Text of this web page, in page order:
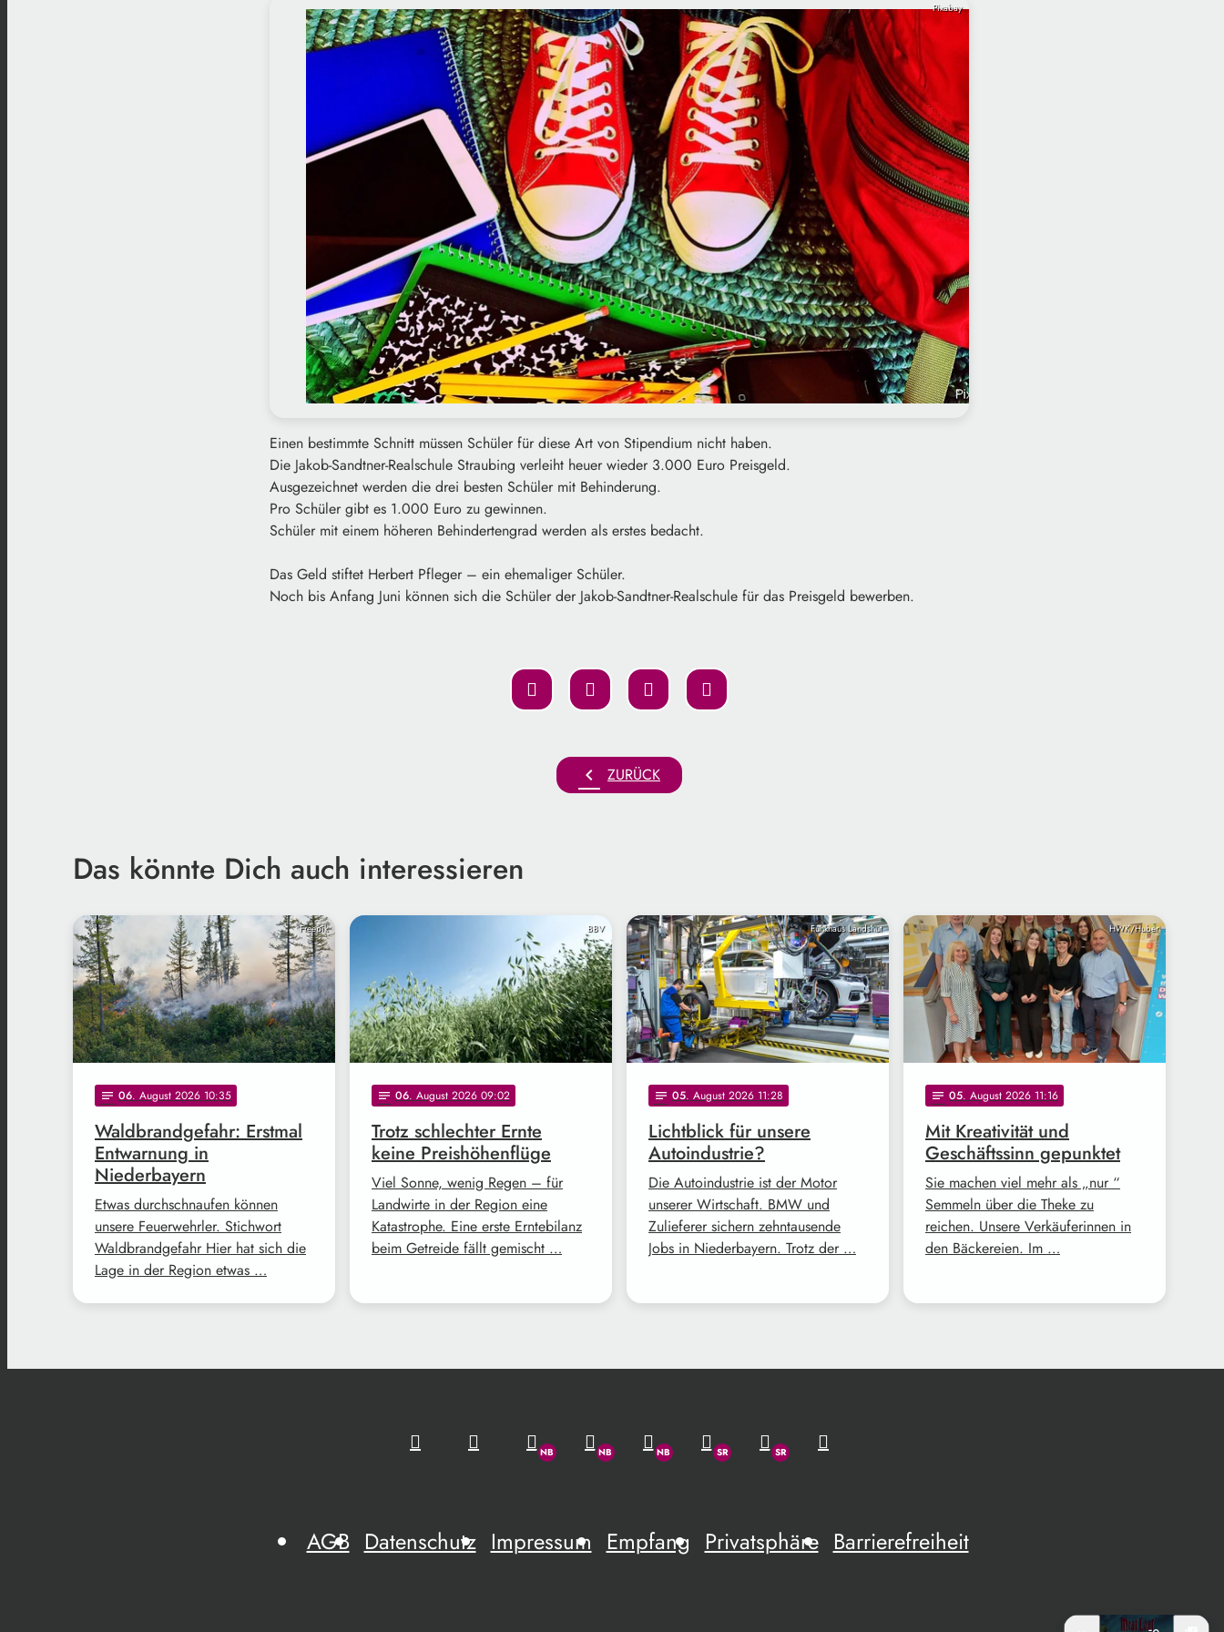
Pixabay
Einen bestimmte Schnitt müssen Schüler für diese Art von Stipendium nicht haben.
Die Jakob-Sandtner-Realschule Straubing verleiht heuer wieder 3.000 Euro Preisgeld.
Ausgezeichnet werden die drei besten Schüler mit Behinderung.
Pro Schüler gibt es 1.000 Euro zu gewinnen.
Schüler mit einem höheren Behindertengrad werden als erstes bedacht.
Das Geld stiftet Herbert Pfleger – ein ehemaliger Schüler.
Noch bis Anfang Juni können sich die Schüler der Jakob-Sandtner-Realschule für das Preisgeld bewerben.
chevron_left ZURÜCK
Das könnte Dich auch interessieren
Freepik
notes 06. August 2026 10:35
Waldbrandgefahr: Erstmal
Entwarnung in
Niederbayern
Etwas durchschnaufen können
unsere Feuerwehrler. Stichwort
Waldbrandgefahr Hier hat sich die
Lage in der Region etwas …
BBV
notes 06. August 2026 09:02
Trotz schlechter Ernte
keine Preishöhenflüge
Viel Sonne, wenig Regen – für
Landwirte in der Region eine
Katastrophe. Eine erste Erntebilanz
beim Getreide fällt gemischt …
Funkhaus Landshut
notes 05. August 2026 11:28
Lichtblick für unsere
Autoindustrie?
Die Autoindustrie ist der Motor
unserer Wirtschaft. BMW und
Zulieferer sichern zehntausende
Jobs in Niederbayern. Trotz der …
HWK/Huber
notes 05. August 2026 11:16
Mit Kreativität und
Geschäftssinn gepunktet
Sie machen viel mehr als „nur “
Semmeln über die Theke zu
reichen. Unsere Verkäuferinnen in
den Bäckereien. Im …
AGB Datenschutz Impressum Empfang Privatsphäre Barrierefreiheit